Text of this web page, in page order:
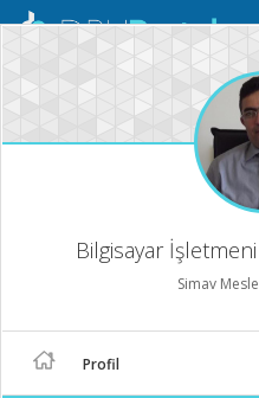
Bilgisayar İşletmeni
Simav
Profil